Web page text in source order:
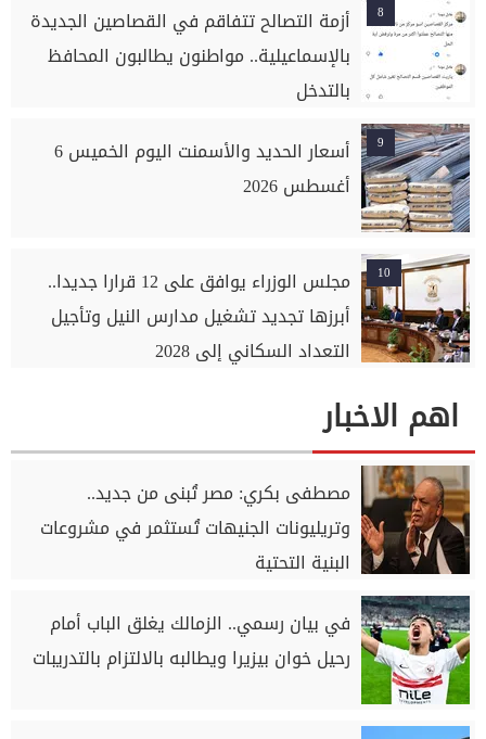
8
أزمة التصالح تتفاقم في القصاصين الجديدة
بالإسماعيلية.. مواطنون يطالبون المحافظ
بالتدخل
9
أسعار الحديد والأسمنت اليوم الخميس 6
أغسطس 2026
10
مجلس الوزراء يوافق على 12 قرارا جديدا..
أبرزها تجديد تشغيل مدارس النيل وتأجيل
التعداد السكاني إلى 2028
اهم الاخبار
مصطفى بكري: مصر تُبنى من جديد..
وتريليونات الجنيهات تُستثمر في مشروعات
البنية التحتية
في بيان رسمي.. الزمالك يغلق الباب أمام
رحيل خوان بيزيرا ويطالبه بالالتزام بالتدريبات